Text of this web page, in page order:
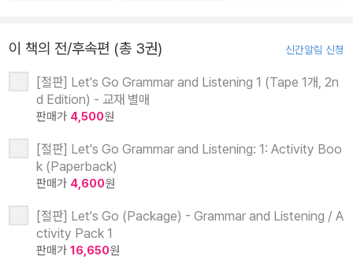
이 책의 전/후속편 (총 3권) 신간알림 신청
[절판] Let's Go Grammar and Listening 1 (Tape 1개, 2n
d Edition) - 교재 별매
판매가 4,500원
[절판] Let's Go Grammar and Listening: 1: Activity Boo
k (Paperback)
판매가 4,600원
[절판] Let's Go (Package) - Grammar and Listening / A
ctivity Pack 1
판매가 16,650원